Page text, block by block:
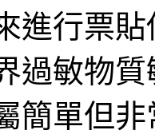
進行票貼
過敏物
簡單但